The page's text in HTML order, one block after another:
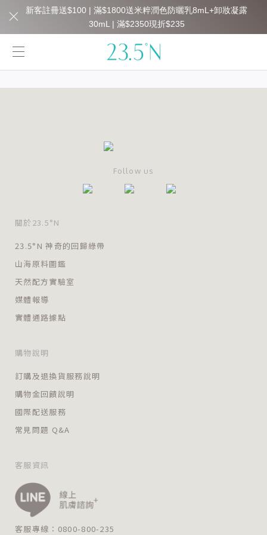
Follow us
關於23.5°N
23.5°N 神奇的回歸綠帶
山海原料圖鑑
天然配方實驗室
媒體報導
實體通路據點
購物說明
訂購及退換貨服務說明
購物金回饋說明
國際配送服務
常見問題 Q&A
客服資訊
客服專線：0800-800-235
新客註冊送$100 | 滿$1800送米粹潤色防曬乳8mL+卸妝凝露
30mL | 滿$2350現折$235